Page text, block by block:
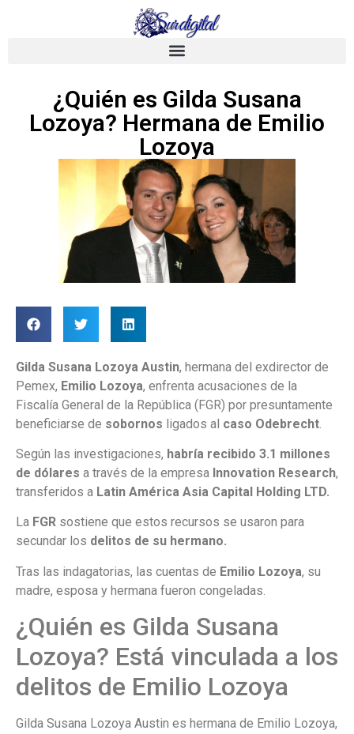
¿Quién es Gilda Susana
Lozoya? Hermana de Emilio
Lozoya
Gilda Susana Lozoya Austin, hermana del exdirector de
Pemex, Emilio Lozoya, enfrenta acusaciones de la
Fiscalía General de la República (FGR) por presuntamente
beneficiarse de sobornos ligados al caso Odebrecht
Según las investigaciones, habría recibido 3.1 millones
de dólares a través de la empresa Innovation Research,
transferidos a Latin América Asia Capital Holding LTD.
La FGR sostiene que estos recursos se usaron para
secundar los delitos de su hermano.
Tras las indagatorias, las cuentas de Emilio Lozoya, su
madre, esposa y hermana fueron congeladas.
¿Quién es Gilda Susana
Lozoya? Está vinculada a los
delitos de Emilio Lozoya
Gilda Susana Lozoya Austin es hermana de Emilio Lozoya,